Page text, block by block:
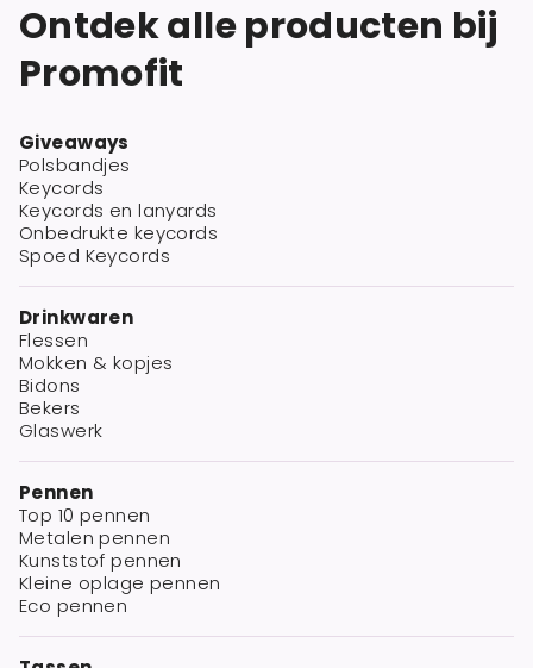
Ontdek alle producten bij
Promofit
Giveaways
Polsbandjes
Keycords
Keycords en lanyards
Onbedrukte keycords
Spoed Keycords
Drinkwaren
Flessen
Mokken & kopjes
Bidons
Bekers
Glaswerk
Pennen
Top 10 pennen
Metalen pennen
Kunststof pennen
Kleine oplage pennen
Eco pennen